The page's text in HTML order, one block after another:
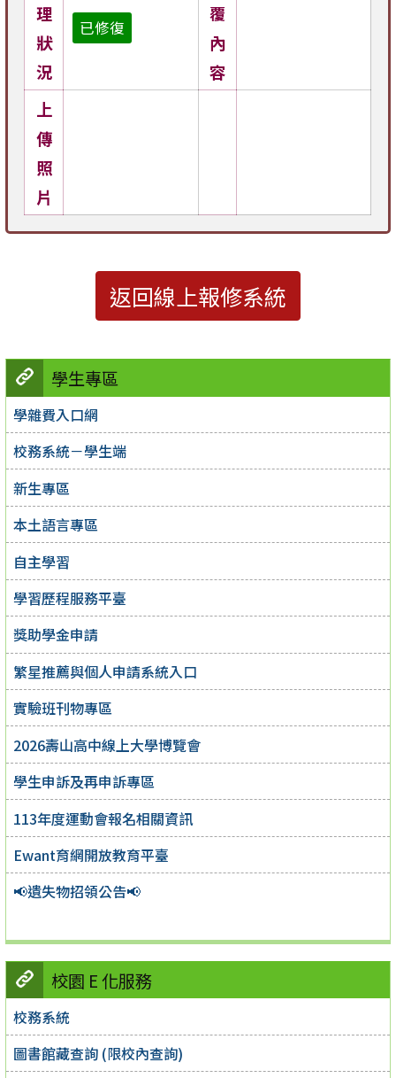
學生專區
學雜費入口網
校務系統－學生端
新生專區
本土語言專區
自主學習
學習歷程服務平臺
獎助學金申請
繁星推薦與個人申請系統入口
實驗班刊物專區
2026壽山高中線上大學博覽會
學生申訴及再申訴專區
113年度運動會報名相關資訊
Ewant育網開放教育平臺
📢遺失物招領公告📢
校園 E 化服務
校務系統
圖書館藏查詢 (限校內查詢)
理
狀
況
已修復
覆
內
容
上
傳
照
片
返回線上報修系統